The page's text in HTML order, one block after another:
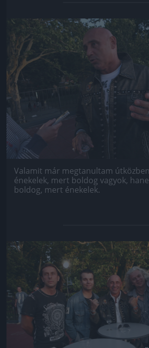
Jön még kép!
Valamit már megtanultam
énekelek, mert boldog vagyok,
boldog, mert énekelek.
Jön még kép!